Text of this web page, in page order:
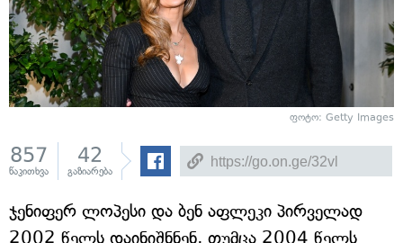
ფოტო: Getty Images
857
წაკითხვა
42
გაზიარება
ჯენიფერ ლოპესი და ბენ აფლეკი პირველად
2002 წელს დაინიშნნენ, თუმცა 2004 წელს